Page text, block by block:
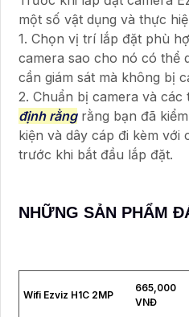
một số vật dụng và thực
1. Chọn vị trí lắp đặt phù
camera sao cho nó có thể
cần giám sát mà không bị
2. Chuẩn bị camera và các
định rằngrằng bạn đã
kiện và dây cáp đi kèm với
trước khi bắt đầu lắp đặt.
NHỮNG SẢN PHẨM
Wifi Ezviz H1C 2MP
665,000
VNĐ